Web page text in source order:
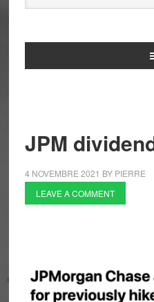
JPM
4 NOVEMBRE 2021 BY PIERRE
LEAVE A COMMENT